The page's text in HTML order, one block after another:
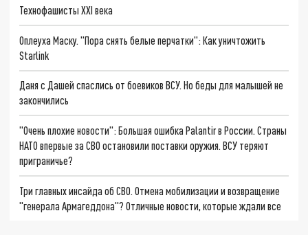
Технофашисты XXI века
Оплеуха Маску. "Пора снять белые перчатки": Как уничтожить
Starlink
Даня с Дашей спаслись от боевиков ВСУ. Но беды для малышей не
закончились
"Очень плохие новости": Большая ошибка Palantir в России. Страны
НАТО впервые за СВО остановили поставки оружия. ВСУ теряют
приграничье?
Три главных инсайда об СВО. Отмена мобилизации и возвращение
"генерала Армагеддона"? Отличные новости, которые ждали все